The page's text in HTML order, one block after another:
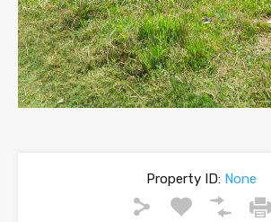
Property ID:None